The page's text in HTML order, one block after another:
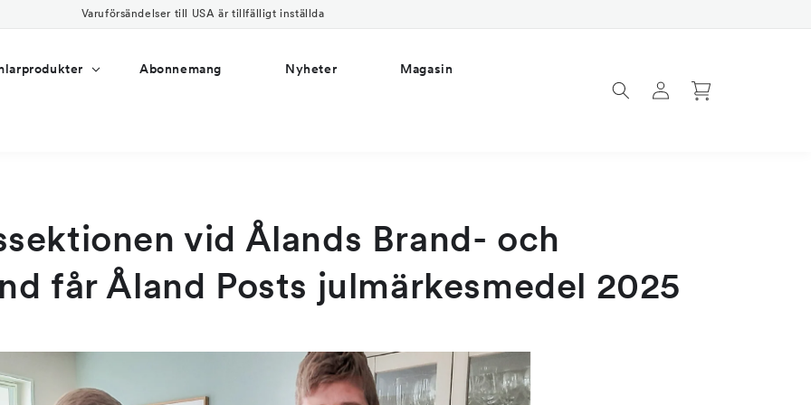
Varuförsändelser till USA är tillfälligt inställda
Abonnemang Nyheter Magasin
Varukorg
vid Ålands Brand- och
får Åland Posts julmärkesmedel 2025